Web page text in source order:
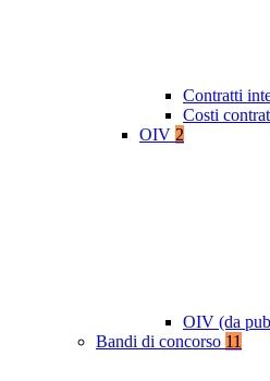
Contratti
Costi
OIV 2
OIV (da
Bandi di concorso 11